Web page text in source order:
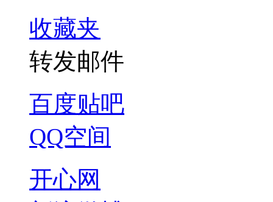
收藏夹
转发邮件
百度贴吧
QQ空间
开心网